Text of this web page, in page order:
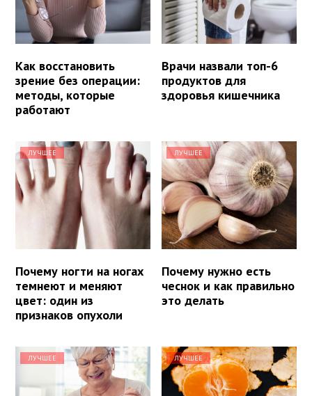
Как восстановить
зрение без операции:
методы, которые
работают
Врачи назвали топ-6
продуктов для
здоровья кишечника
ЛУЧШЕЕ
Почему ногти на ногах
темнеют и меняют
цвет: один из
признаков опухоли
ЛУЧШЕЕ
Почему нужно есть
чеснок и как правильно
это делать
ЛУЧШЕЕ ЛУЧШЕЕ